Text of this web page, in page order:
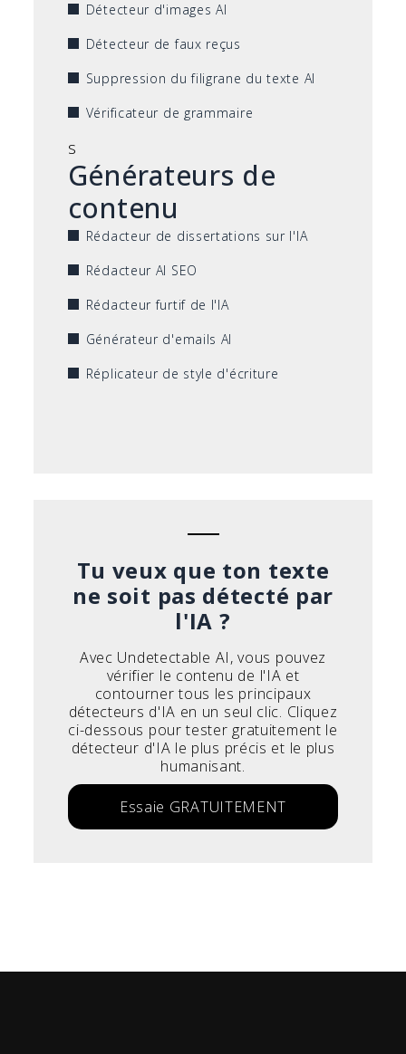
Détecteur d'images AI
Détecteur de faux reçus
Suppression du filigrane du texte AI
Vérificateur de grammaire
s
Générateurs de
contenu
Rédacteur de dissertations sur l'IA
Rédacteur AI SEO
Rédacteur furtif de l'IA
Générateur d'emails AI
Réplicateur de style d'écriture
Tu veux que ton texte
ne soit pas détecté par
l'IA ?
Avec Undetectable AI, vous pouvez
vérifier le contenu de l'IA et
contourner tous les principaux
détecteurs d'IA en un seul clic. Cliquez
ci-dessous pour tester gratuitement le
détecteur d'IA le plus précis et le plus
humanisant.
Essaie GRATUITEMENT